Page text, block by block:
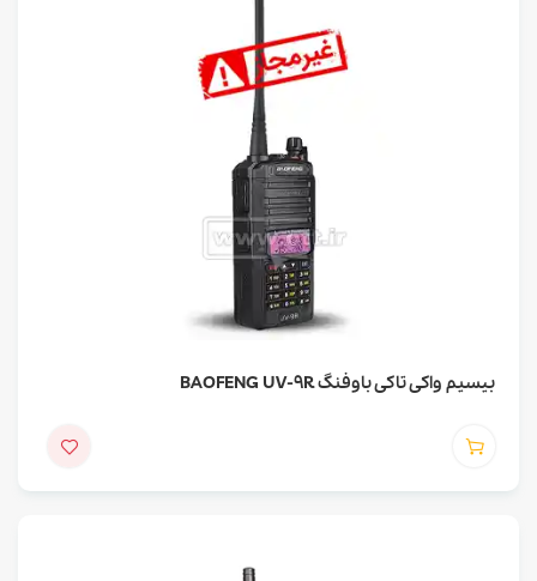
بیسیم واکی تاکی باوفنگ BAOFENG UV-9R